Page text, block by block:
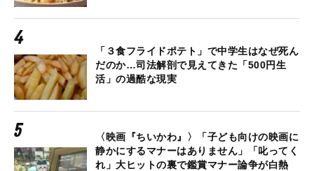
「３食フライドポテト」で中学生はなぜ死ん
だのか…司法解剖で見えてきた「500円生
活」の過酷な現実
〈映画『ちいかわ』〉「子ども向けの映画に
静かにするマナーはありません」「叱ってく
れ」大ヒットの裏で鑑賞マナー論争が白熱